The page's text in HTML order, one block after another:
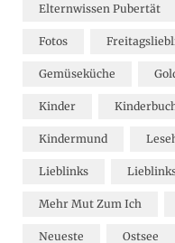
Elternwissen Pubertät
Fotos
Gemüseküche
Kinder
Kindermund
Lieblinks
Mehr Mut Zum Ich
Neueste Ostsee